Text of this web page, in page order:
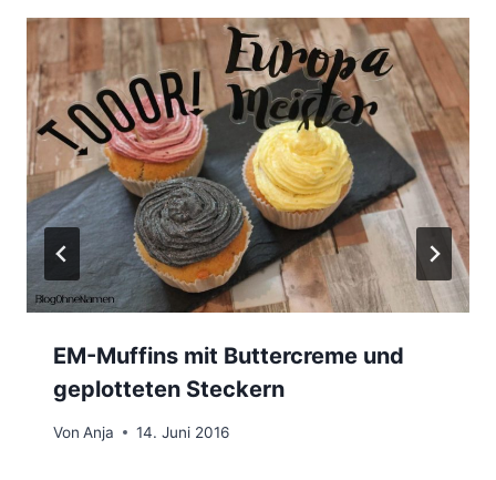
EM-Muffins mit Buttercreme und
geplotteten Steckern
Von Anja 14. Juni 2016